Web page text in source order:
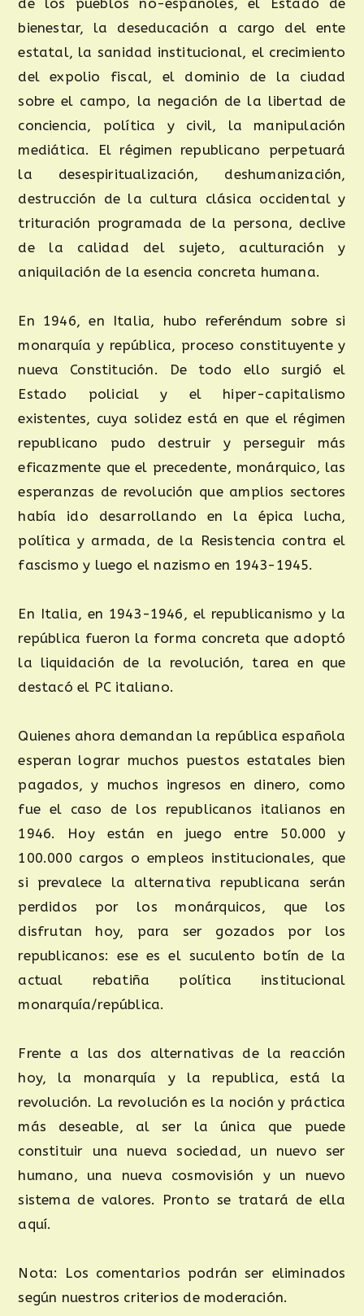
de los pueblos no-españoles, el Estado de
bienestar, la deseducación a cargo del ente
estatal, la sanidad institucional, el crecimiento
del expolio fiscal, el dominio de la ciudad
sobre el campo, la negación de la libertad de
conciencia, política y civil, la manipulación
mediática. El régimen republicano perpetuará
la desespiritualización, deshumanización,
destrucción de la cultura clásica occidental y
trituración programada de la persona, declive
de la calidad del sujeto, aculturación y
aniquilación de la esencia concreta humana.
En 1946, en Italia, hubo referéndum sobre si
monarquía y república, proceso constituyente y
nueva Constitución. De todo ello surgió el
Estado policial y el hiper-capitalismo
existentes, cuya solidez está en que el régimen
republicano pudo destruir y perseguir más
eficazmente que el precedente, monárquico, las
esperanzas de revolución que amplios sectores
había ido desarrollando en la épica lucha,
política y armada, de la Resistencia contra el
fascismo y luego el nazismo en 1943-1945.
En Italia, en 1943-1946, el republicanismo y la
república fueron la forma concreta que adoptó
la liquidación de la revolución, tarea en que
destacó el PC italiano.
Quienes ahora demandan la república española
esperan lograr muchos puestos estatales bien
pagados, y muchos ingresos en dinero, como
fue el caso de los republicanos italianos en
1946. Hoy están en juego entre 50.000 y
100.000 cargos o empleos institucionales, que
si prevalece la alternativa republicana serán
perdidos por los monárquicos, que los
disfrutan hoy, para ser gozados por los
republicanos: ese es el suculento botín de la
actual rebatiña política institucional
monarquía/república.
Frente a las dos alternativas de la reacción
hoy, la monarquía y la republica, está la
revolución. La revolución es la noción y práctica
más deseable, al ser la única que puede
constituir una nueva sociedad, un nuevo ser
humano, una nueva cosmovisión y un nuevo
sistema de valores. Pronto se tratará de ella
aquí.
Nota: Los comentarios podrán ser eliminados
según nuestros criterios de moderación.